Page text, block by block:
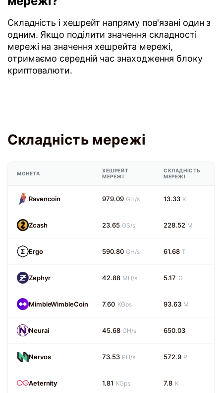
Складність і хешрейт напряму пов'язані один з
одним. Якщо поділити значення складності
мережі на значення хешрейта мережі,
отримаємо середній час знаходження блоку
криптовалюти.
Складність мережі
МОНЕТА
ХЕШРЕЙТ
МЕРЕЖІ
СКЛАДНІСТЬ
МЕРЕЖІ
Ravencoin 979.09 GH/s 13.33 K
Zcash 23.65 GS/s 228.52 M
Ergo 590.80 GH/s 61.68 T
Zephyr 42.88 MH/s 5.17 G
MimbleWimbleCoin 7.60 KGps 93.63 M
Neurai 45.68 GH/s 650.03
Nervos 73.53 PH/s 572.9 P
Aeternity 1.81 KGps 7.8 K